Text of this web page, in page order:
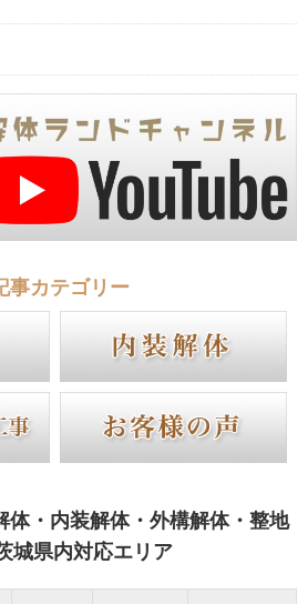
事カテゴリー
体・内装解体・外構解体・整地
城県内対応エリア